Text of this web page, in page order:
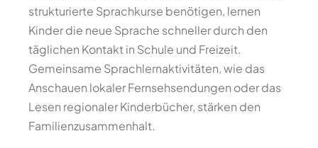
strukturierte Sprachkurse benötigen, lernen
Kinder die neue Sprache schneller durch den
täglichen Kontakt in Schule und Freizeit.
Gemeinsame Sprachlernaktivitäten, wie das
Anschauen lokaler Fernsehsendungen oder das
Lesen regionaler Kinderbücher, stärken den
Familienzusammenhalt.